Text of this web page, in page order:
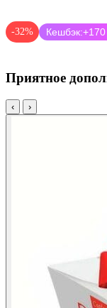
-32% Кешбэк:
Приятное
‹ ›